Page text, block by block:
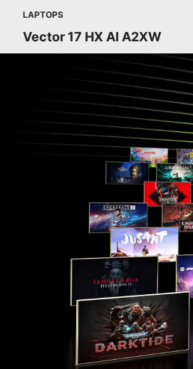
LAPTOPS
Vector 17 HX AI A2XW